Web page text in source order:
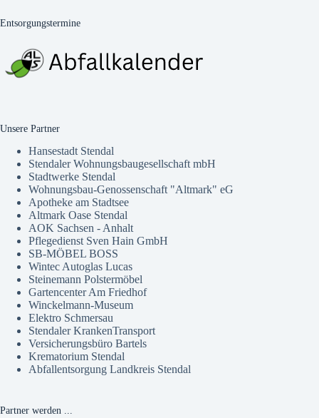
Entsorgungstermine
Unsere Partner
Hansestadt Stendal
Stendaler Wohnungsbaugesellschaft mbH
Stadtwerke Stendal
Wohnungsbau-Genossenschaft "Altmark" eG
Apotheke am Stadtsee
Altmark Oase Stendal
AOK Sachsen - Anhalt
Pflegedienst Sven Hain GmbH
SB-MÖBEL BOSS
Wintec Autoglas Lucas
Steinemann Polstermöbel
Gartencenter Am Friedhof
Winckelmann-Museum
Elektro Schmersau
Stendaler KrankenTransport
Versicherungsbüro Bartels
Krematorium Stendal
Abfallentsorgung Landkreis Stendal
Partner werden ...